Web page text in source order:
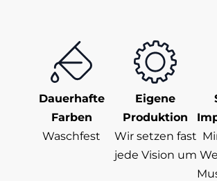
Dauerhafte
Farben
Waschfest
Eigene
Produktion
Wir setzen fast
jede Vision um